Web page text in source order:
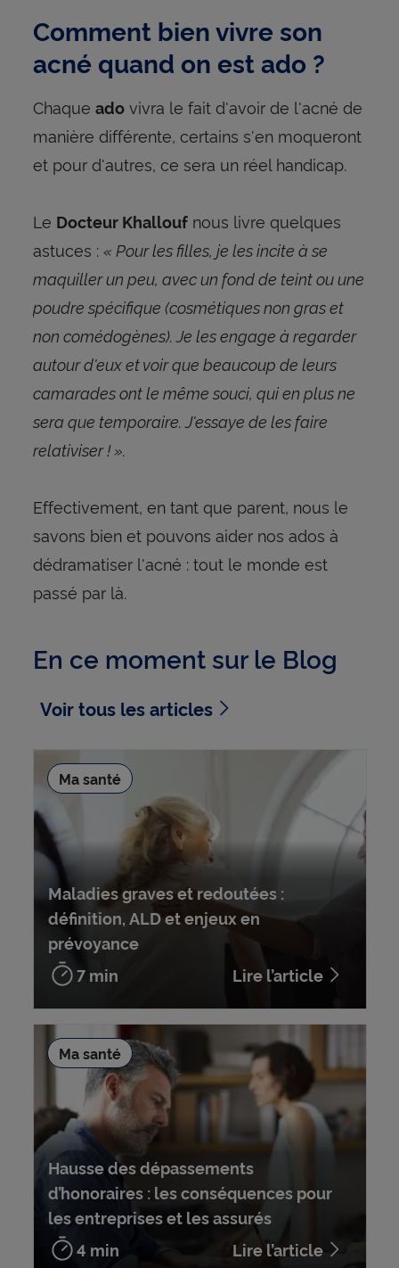
Comment bien vivre son
acné quand on est ado ?
Chaque adovivra le fait d'avoir de l'acné de
manière différente, certains s'en moqueront
et pour d'autres, ce sera un réel handicap.
Le Docteur Khalloufnous livre quelques
astuces : « Pour les filles, je les incite à se
maquiller un peu, avec un fond de teint ou une
poudre spécifique (cosmétiques non gras et
non comédogènes). Je les engage à regarder
autour d'eux et voir que beaucoup de leurs
camarades ont le même souci, qui en plus ne
sera que temporaire. J'essaye de les faire
relativiser ! ».
Effectivement, en tant que parent, nous le
savons bien et pouvons aider nos ados à
dédramatiser l'acné : tout le monde est
passé par là.
En ce moment sur le Blog
Voir tous les articles
Maladies graves et redoutées :
définition, ALD et enjeux en
prévoyance
7 min
Lire l’article
Ma santé
Hausse des dépassements
d’honoraires : les conséquences pour
les entreprises et les assurés
4 min
Lire l’article
Ma santé